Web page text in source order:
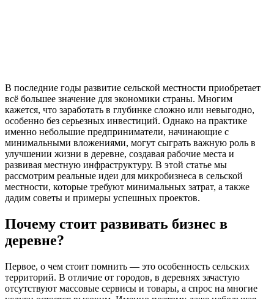
В последние годы развитие сельской местности приобретает
всё большее значение для экономики страны. Многим
кажется, что заработать в глубинке сложно или невыгодно,
особенно без серьезных инвестиций. Однако на практике
именно небольшие предприниматели, начинающие с
минимальными вложениями, могут сыграть важную роль в
улучшении жизни в деревне, создавая рабочие места и
развивая местную инфраструктуру. В этой статье мы
рассмотрим реальные идеи для микробизнеса в сельской
местности, которые требуют минимальных затрат, а также
дадим советы и примеры успешных проектов.
Почему стоит развивать бизнес в
деревне?
Первое, о чем стоит помнить — это особенность сельских
территорий. В отличие от городов, в деревнях зачастую
отсутствуют массовые сервисы и товары, а спрос на многие